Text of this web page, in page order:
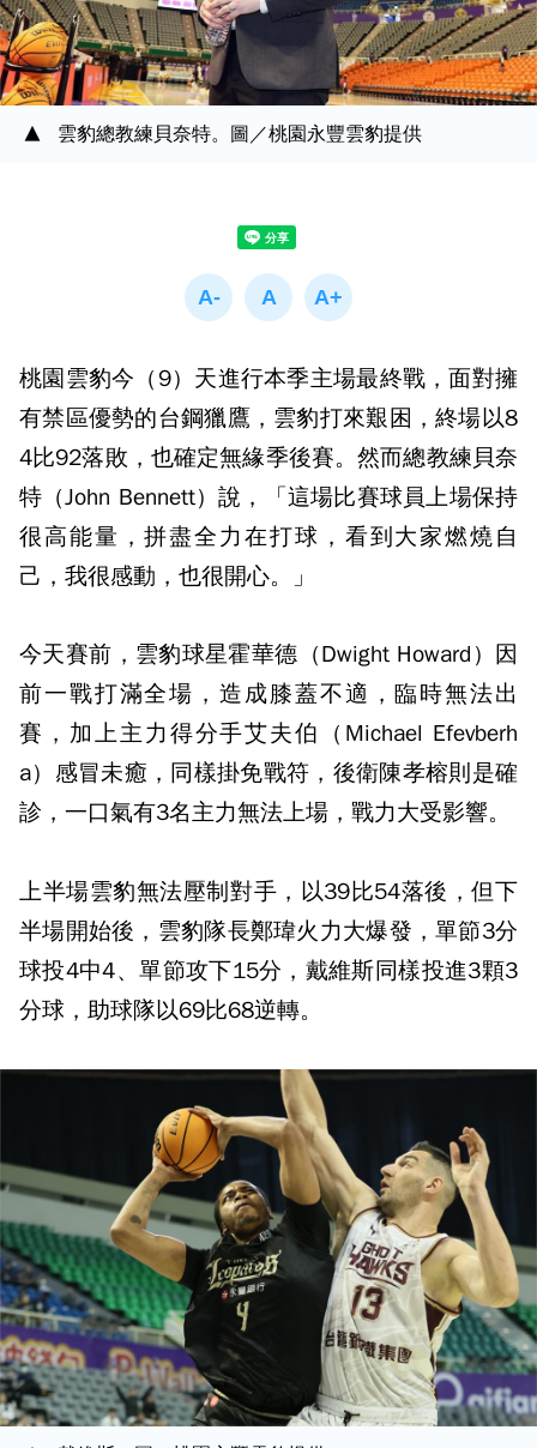
雲豹總教練貝奈特。圖／桃園永豐雲豹提供
桃園雲豹今（9）天進行本季主場最終戰，面對擁
有禁區優勢的台鋼獵鷹，雲豹打來艱困，終場以8
4比92落敗，也確定無緣季後賽。然而總教練貝奈
特（John Bennett）說，「這場比賽球員上場保持
很高能量，拼盡全力在打球，看到大家燃燒自
己，我很感動，也很開心。」
今天賽前，雲豹球星霍華德（Dwight Howard）因
前一戰打滿全場，造成膝蓋不適，臨時無法出
賽，加上主力得分手艾夫伯（Michael Efevberh
a）感冒未癒，同樣掛免戰符，後衛陳孝榕則是確
診，一口氣有3名主力無法上場，戰力大受影響。
上半場雲豹無法壓制對手，以39比54落後，但下
半場開始後，雲豹隊長鄭瑋火力大爆發，單節3分
球投4中4、單節攻下15分，戴維斯同樣投進3顆3
分球，助球隊以69比68逆轉。